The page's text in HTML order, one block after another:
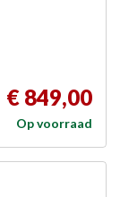
€ 849,00
Op voorraad